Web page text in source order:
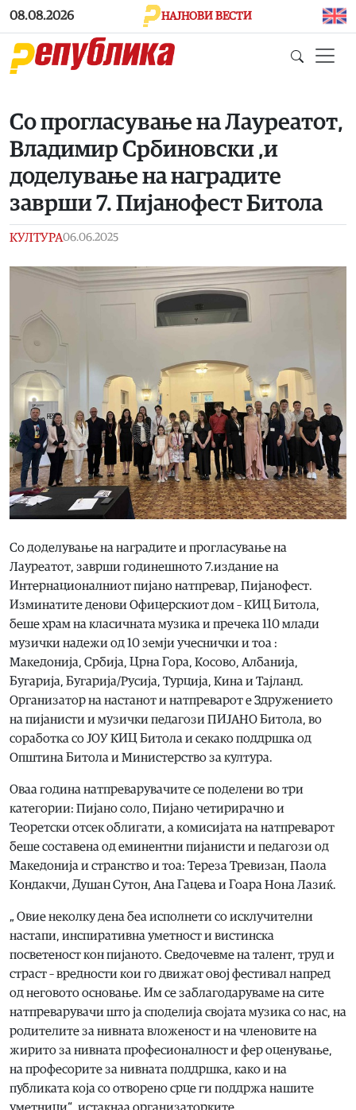
Skip to main content
08.08.2026 НАЈНОВИ ВЕСТИ
Со прогласување на Лауреатот,
Владимир Србиновски ,и
доделување на наградите
заврши 7. Пијанофест Битола
КУЛТУРА06.06.2025
Со доделување на наградите и прогласување на
Лауреатот, заврши годинешното 7.издание на
Интернационалниот пијано натпревар, Пијанофест.
Изминатите денови Офицерскиот дом – КИЦ Битола,
беше храм на класичната музика и пречека 110 млади
музички надежи од 10 земји учеснички и тоа :
Македонија, Србија, Црна Гора, Косово, Албанија,
Бугарија, Бугарија/Русија, Турција, Кина и Тајланд.
Организатор на настанот и натпреварот е Здружението
на пијанисти и музички педагози ПИЈАНО Битола, во
соработка со ЈОУ КИЦ Битола и секако поддршка од
Општина Битола и Министерство за култура.
Оваа година натпреварувачите се поделени во три
категории: Пијано соло, Пијано четирирачно и
Теоретски отсек облигати, а комисијата на натпреварот
беше составена од еминентни пијанисти и педагози од
Македонија и странство и тоа: Тереза Тревизан, Паола
Кондакчи, Душан Сутон, Ана Гацева и Гоара Нона Лазиќ.
„ Овие неколку дена беа исполнети со исклучителни
настапи, инспиративна уметност и вистинска
посветеност кон пијаното. Сведочевме на талент, труд и
страст – вредности кои го движат овој фестивал напред
од неговото основање. Им се заблагодаруваме на сите
натпреварувачи што ја споделија својата музика со нас, на
родителите за нивната вложеност и на членовите на
жирито за нивната професионалност и фер оценување,
на професорите за нивната поддршка, како и на
публиката која со отворено срце ги поддржа нашите